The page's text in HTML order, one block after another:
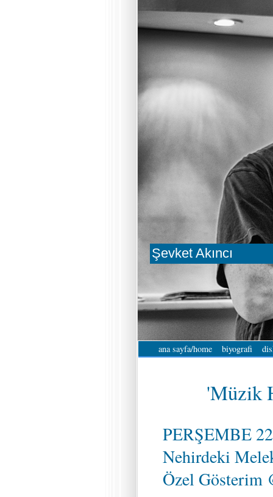
Şevket Akıncı
ana sayfa/home biyografi
'Müzik
PERŞEMBE
Nehirdeki
Özel Gösterim